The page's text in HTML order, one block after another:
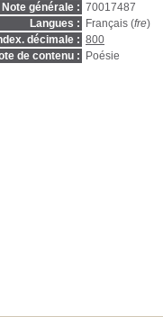
Note générale : 70017487
Langues :
Français (fre)
décimale : 800
de contenu :
Poésie